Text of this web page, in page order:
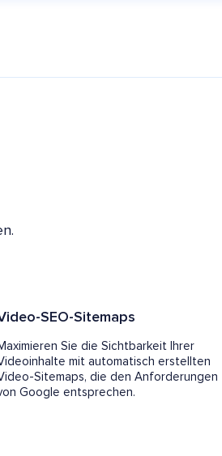
SEO-Sitemaps
Sie die Sichtbarkeit Ihrer
mit automatisch erstellten
Sitemaps, die den Anforderungen
Google entsprechen.